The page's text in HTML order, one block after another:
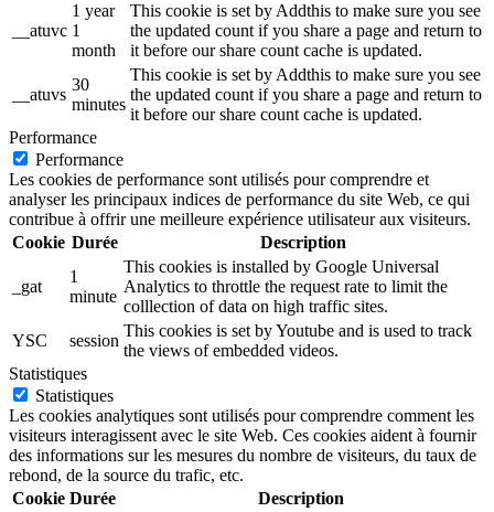
__atuvc
1 year
1
month
This cookie is set by Addthis to make sure you see
the updated count if you share a page and return to
it before our share count cache is updated.
__atuvs
30
minutes
This cookie is set by Addthis to make sure you see
the updated count if you share a page and return to
it before our share count cache is updated.
Performance
Performance
Les cookies de performance sont utilisés pour comprendre et
analyser les principaux indices de performance du site Web, ce qui
contribue à offrir une meilleure expérience utilisateur aux visiteurs.
Cookie Durée Description
_gat
1
minute
This cookies is installed by Google Universal
Analytics to throttle the request rate to limit the
colllection of data on high traffic sites.
YSC
session
This cookies is set by Youtube and is used to track
the views of embedded videos.
Statistiques
Statistiques
Les cookies analytiques sont utilisés pour comprendre comment les
visiteurs interagissent avec le site Web. Ces cookies aident à fournir
des informations sur les mesures du nombre de visiteurs, du taux de
rebond, de la source du trafic, etc.
Cookie Durée Description